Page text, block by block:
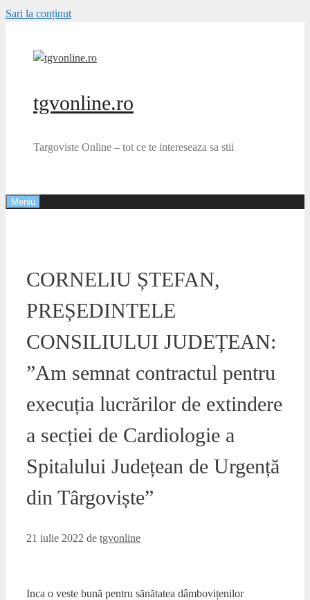
Sari la conținut
tgvonline.ro
Targoviste Online – tot ce te intereseaza sa stii
Meniu
CORNELIU ȘTEFAN,
PREȘEDINTELE
CONSILIULUI JUDEȚEAN:
”Am semnat contractul pentru
execuția lucrărilor de extindere
a secției de Cardiologie a
Spitalului Județean de Urgență
din Târgoviște”
21 iulie 2022 de tgvonline
Inca o veste bună pentru sănătatea dâmbovițenilor